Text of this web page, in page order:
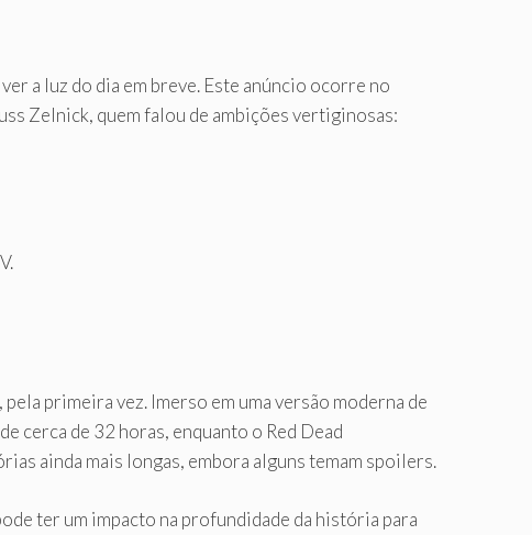
a luz do dia em breve. Este anúncio ocorre no
Zelnick, quem falou de ambições vertiginosas:
primeira vez. Imerso em uma versão moderna de
cerca de 32 horas, enquanto o Red Dead
ainda mais longas, embora alguns temam spoilers.
ter um impacto na profundidade da história para